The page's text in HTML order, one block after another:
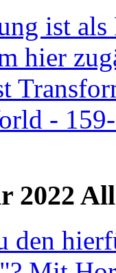
ist
hier
-
2022
den